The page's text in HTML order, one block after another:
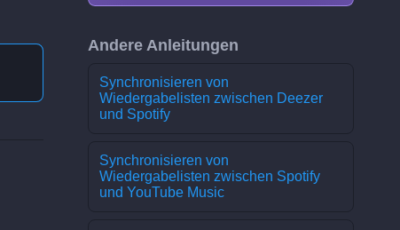
Andere Anleitungen
Synchronisieren von
Wiedergabelisten zwischen Deezer
und Spotify
Synchronisieren von
Wiedergabelisten zwischen Spotify
und YouTube Music